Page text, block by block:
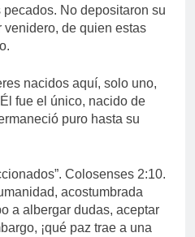
No depositaron su
de quien estas
nacidos aquí, solo uno,
fue el único, nacido de
puro hasta su
Colosenses 2:10.
acostumbrada
a albergar dudas, aceptar
¡qué paz trae a una